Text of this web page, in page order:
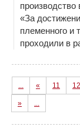
«За
племенного и
проходили в
... « 11 12
» ...